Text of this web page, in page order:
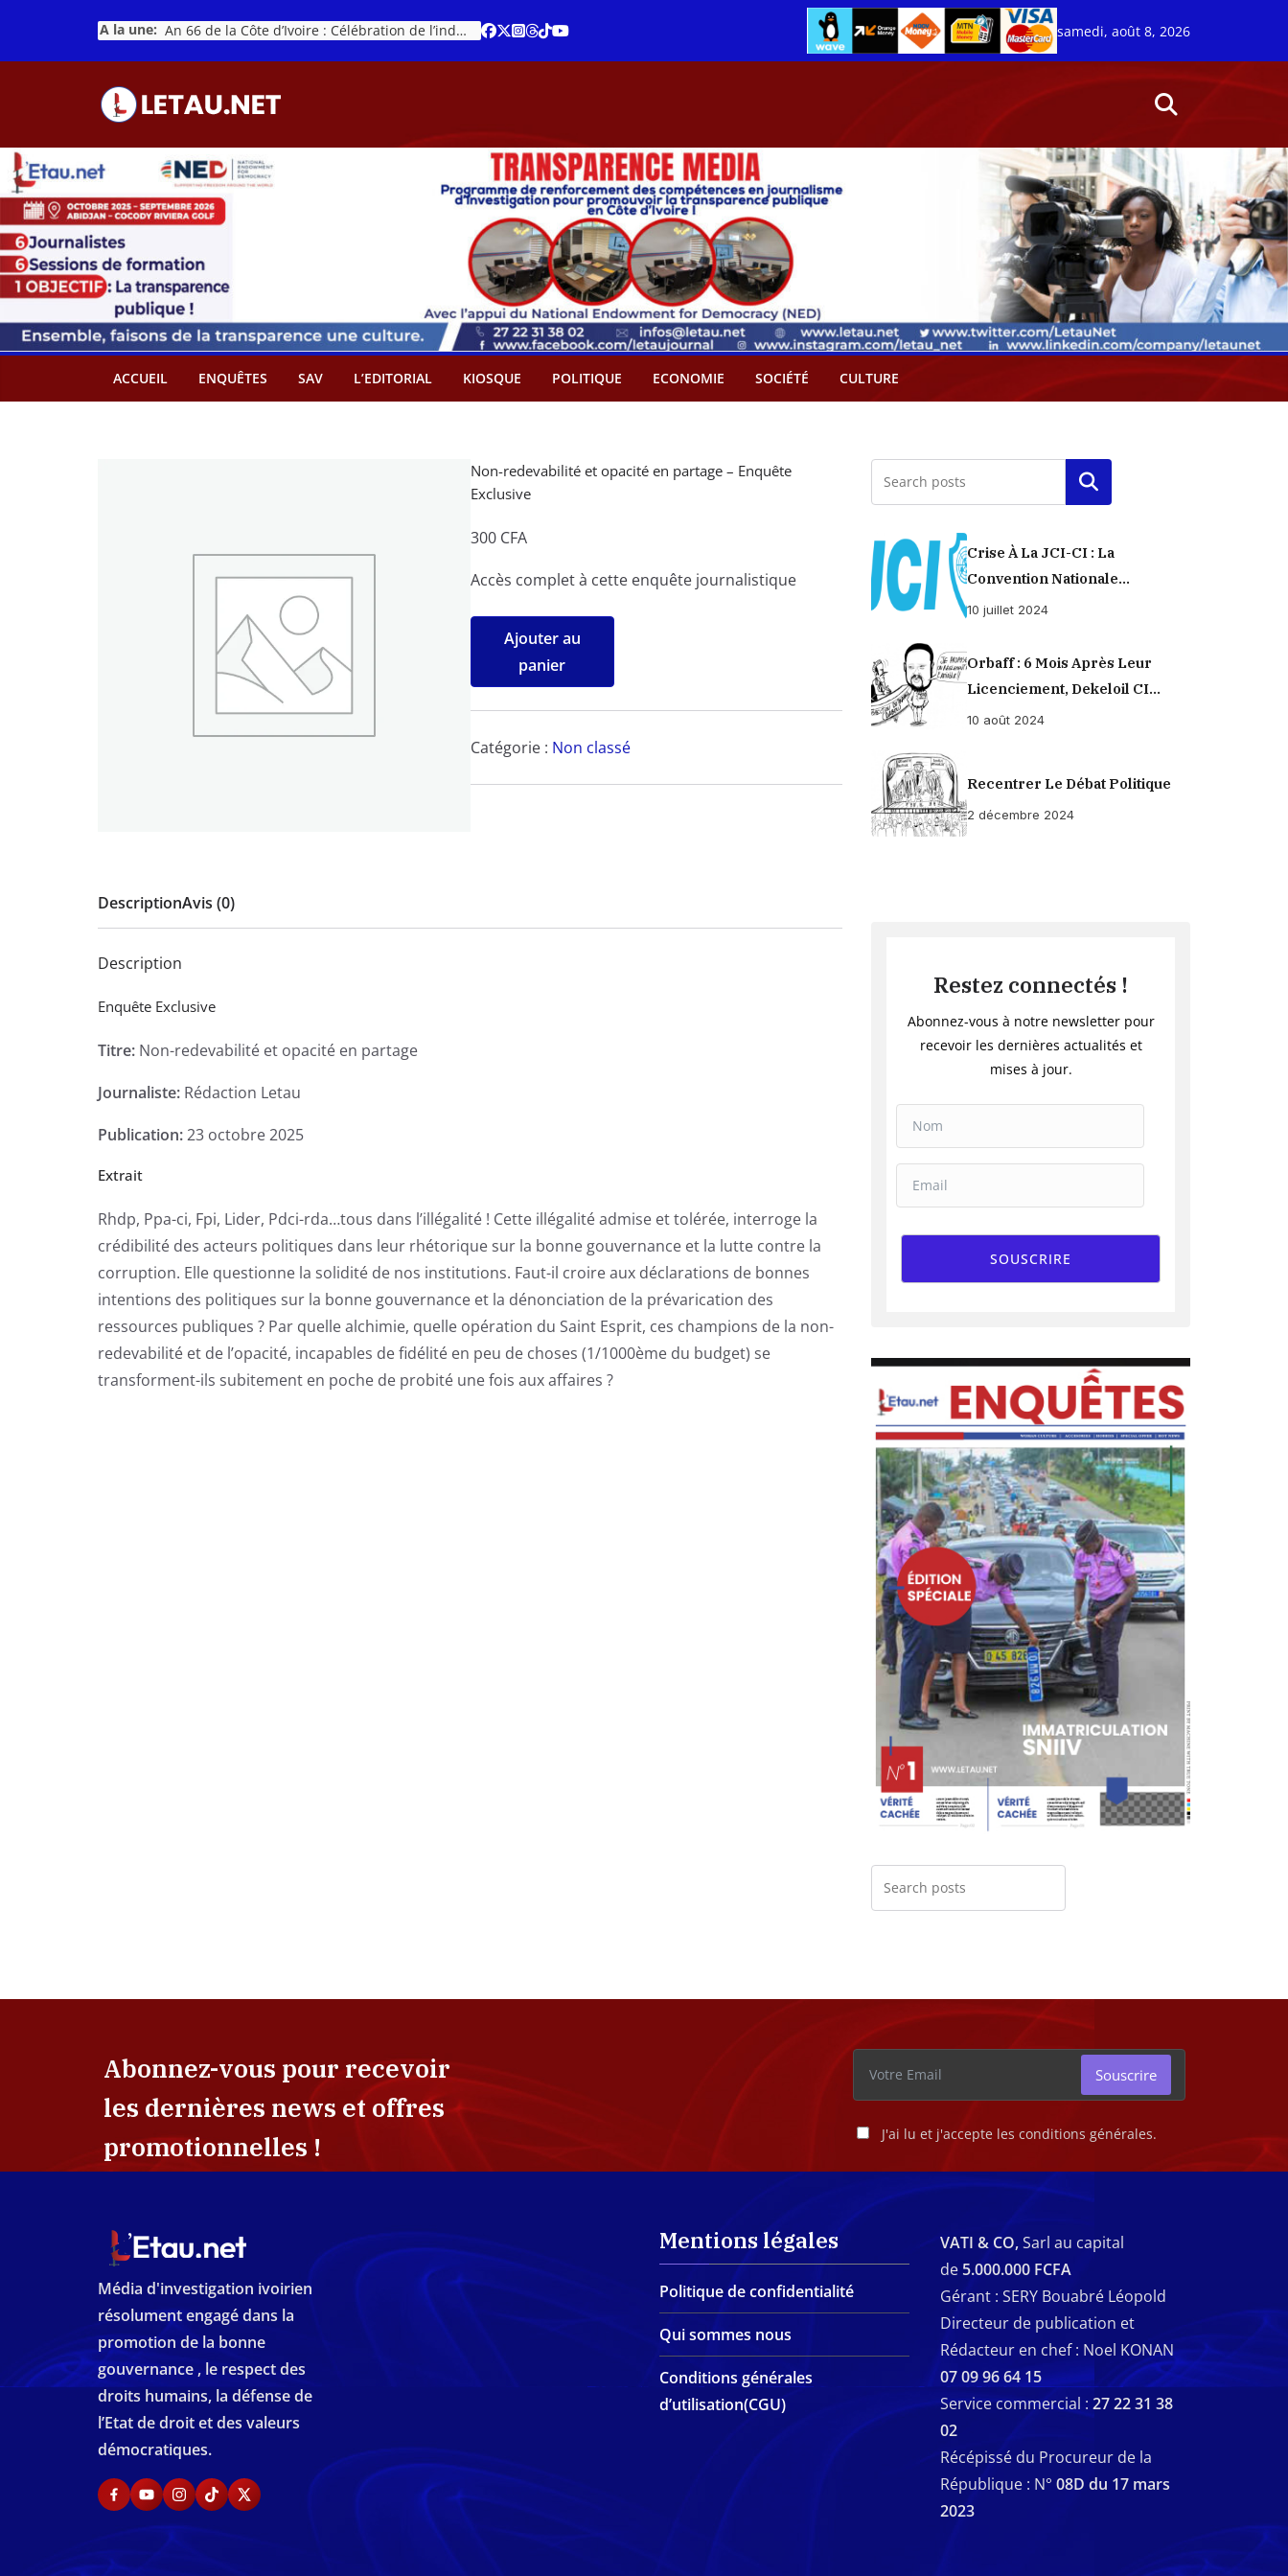
contenu
A la une:
An 66 de la Côte d’Ivoire : Célébration de l’indépendance ou cérémonie d’hommage à Ouattara ?
samedi, août 8, 2026
ACCUEIL ENQUÊTES SAV L’EDITORIAL KIOSQUE POLITIQUE ECONOMIE SOCIÉTÉ CULTURE
Non-redevabilité et opacité en partage – Enquête
Exclusive
300 CFA
Accès complet à cette enquête journalistique
quantité
Non-
redevabilité
et
opacité
en
Ajouter au
panier
Catégorie : Non classé
DescriptionAvis (0)
Description
Enquête Exclusive
Titre: Non-redevabilité et opacité en partage
Journaliste: Rédaction Letau
Publication:23 octobre 2025
Extrait
Rhdp, Ppa-ci, Fpi, Lider, Pdci-rda…tous dans l’illégalité ! Cette illégalité admise et tolérée, interroge la
crédibilité des acteurs politiques dans leur rhétorique sur la bonne gouvernance et la lutte contre la
corruption. Elle questionne la solidité de nos institutions. Faut-il croire aux déclarations de bonnes
intentions des politiques sur la bonne gouvernance et la dénonciation de la prévarication des
ressources publiques ? Par quelle alchimie, quelle opération du Saint Esprit, ces champions de la non-
redevabilité et de l’opacité, incapables de fidélité en peu de choses (1/1000ème du budget) se
transforment-ils subitement en poche de probité une fois aux affaires ?
Rechercher
Crise À La JCI-CI : La
Convention Nationale
Provisoirement Suspendue
10 juillet 2024
Orbaff : 6 Mois Après Leur
Licenciement, Dekeloil CI
Propose À Ses Ex-Ouvriers Un
10 août 2024
Recentrer Le Débat Politique
2 décembre 2024
Restez connectés !
Abonnez-vous à notre newsletter pour
recevoir les dernières actualités et
mises à jour.
SOUSCRIRE
Abonnez-vous pour recevoir
les dernières news et offres
promotionnelles !
J'ai lu et j'accepte les conditions générales.
Souscrire
Média d'investigation ivoirien
résolument engagé dans la
promotion de la bonne
gouvernance , le respect des
droits humains, la défense de
l’Etat de droit et des valeurs
démocratiques.
Mentions légales
Politique de confidentialité
Qui sommes nous
Conditions générales
d’utilisation(CGU)
VATI & CO,Sarl au capital
de 5.000.000 FCFA
Gérant : SERY Bouabré Léopold
Directeur de publication et
Rédacteur en chef : Noel KONAN
07 09 96 64 15
Service commercial : 27 22 31 38
02
Récépissé du Procureur de la
République : N° 08D du 17 mars
2023